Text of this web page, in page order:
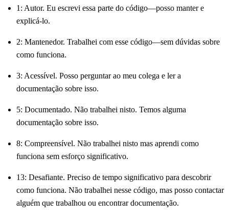
1: Autor. Eu escrevi essa parte do código—posso manter e
explicá-lo.
2: Mantenedor. Trabalhei com esse código—sem dúvidas sobre
como funciona.
3: Acessível. Posso perguntar ao meu colega e ler a
documentação sobre isso.
5: Documentado. Não trabalhei nisto. Temos alguma
documentação sobre isso.
8: Compreensível. Não trabalhei nisto mas aprendi como
funciona sem esforço significativo.
13: Desafiante. Preciso de tempo significativo para descobrir
como funciona. Não trabalhei nesse código, mas posso contactar
alguém que trabalhou ou encontrar documentação.